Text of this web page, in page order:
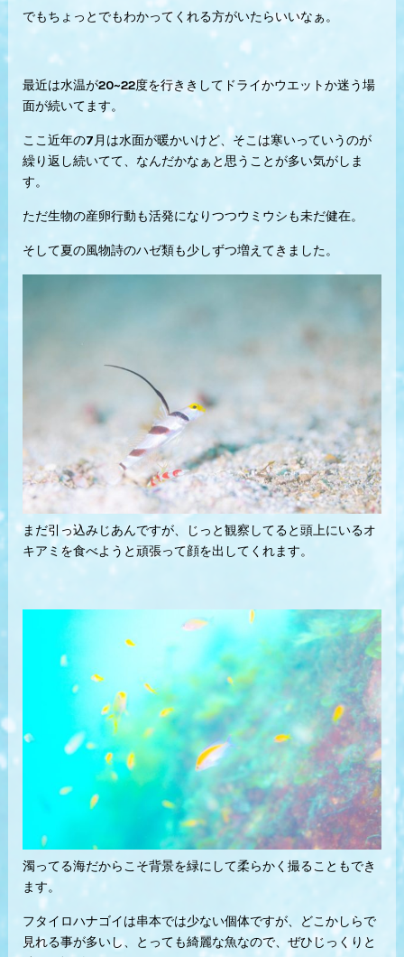
でもちょっとでもわかってくれる方がいたらいいなぁ。
最近は水温が20~22度を行ききしてドライかウエットか迷う場
面が続いてます。
ここ近年の7月は水面が暖かいけど、そこは寒いっていうのが
繰り返し続いてて、なんだかなぁと思うことが多い気がしま
す。
ただ生物の産卵行動も活発になりつつウミウシも未だ健在。
そして夏の風物詩のハゼ類も少しずつ増えてきました。
まだ引っ込みじあんですが、じっと観察してると頭上にいるオ
キアミを食べようと頑張って顔を出してくれます。
濁ってる海だからこそ背景を緑にして柔らかく撮ることもでき
ます。
フタイロハナゴイは串本では少ない個体ですが、どこかしらで
見れる事が多いし、とっても綺麗な魚なので、ぜひじっくりと